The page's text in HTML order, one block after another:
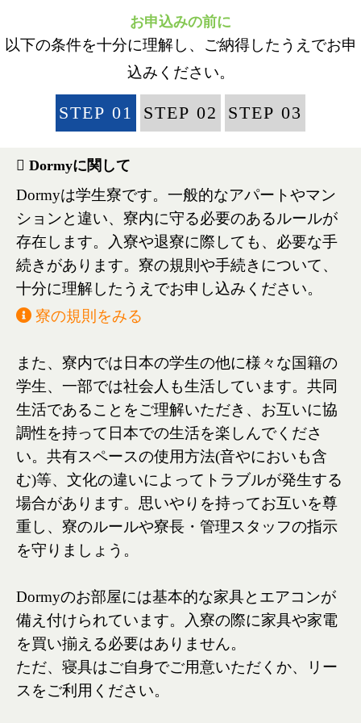
お申込みの前に
以下の条件を十分に理解し、ご納得したうえでお申
込みください。
STEP 01 STEP 02 STEP 03
Dormyに関して
Dormyは学生寮です。一般的なアパートやマン
ションと違い、寮内に守る必要のあるルールが
存在します。入寮や退寮に際しても、必要な手
続きがあります。寮の規則や手続きについて、
十分に理解したうえでお申し込みください。
寮の規則をみる
また、寮内では日本の学生の他に様々な国籍の
学生、一部では社会人も生活しています。共同
生活であることをご理解いただき、お互いに協
調性を持って日本での生活を楽しんでくださ
い。共有スペースの使用方法(音やにおいも含
む)等、文化の違いによってトラブルが発生する
場合があります。思いやりを持ってお互いを尊
重し、寮のルールや寮長・管理スタッフの指示
を守りましょう。
Dormyのお部屋には基本的な家具とエアコンが
備え付けられています。入寮の際に家具や家電
を買い揃える必要はありません。
ただ、寝具はご自身でご用意いただくか、リー
スをご利用ください。